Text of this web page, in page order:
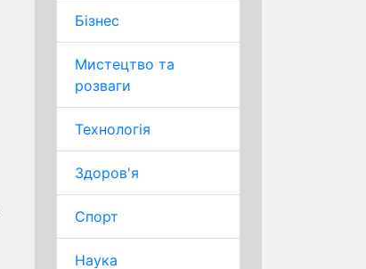
Бізнес
Мистецтво та
розваги
Технологія
Здоров'я
Спорт
Наука